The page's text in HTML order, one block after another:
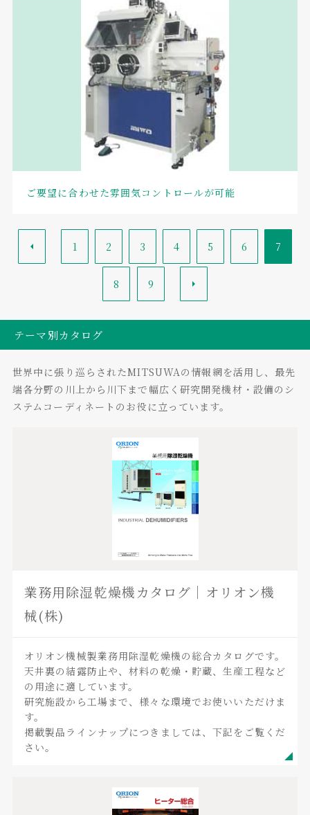
ご要望に合わせた雰囲気コントロールが可能
1 2 3 4 5 6 7
8 9
テーマ別カタログ
世界中に張り巡らされたMITSUWAの情報網を活用し、最先
端各分野の川上から川下まで幅広く研究開発機材・設備のシ
ステムコーディネートのお役に立っています。
業務用除湿乾燥機カタログ｜オリオン機
械(株)
オリオン機械製業務用除湿乾燥機の総合カタログです。
天井裏の結露防止や、材料の乾燥・貯蔵、生産工程など
の用途に適しています。
研究施設から工場まで、様々な環境でお使いいただけま
す。
掲載製品ラインナップにつきましては、下記をご覧くだ
さい。